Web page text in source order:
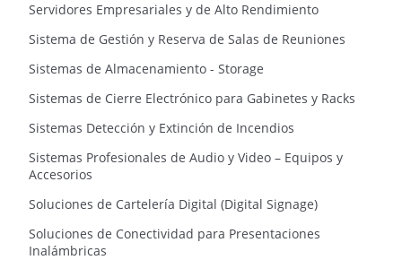
Servidores Empresariales y de Alto Rendimiento
Sistema de Gestión y Reserva de Salas de Reuniones
Sistemas de Almacenamiento - Storage
Sistemas de Cierre Electrónico para Gabinetes y Racks
Sistemas Detección y Extinción de Incendios
Sistemas Profesionales de Audio y Video – Equipos y
Accesorios
Soluciones de Cartelería Digital (Digital Signage)
Soluciones de Conectividad para Presentaciones
Inalámbricas